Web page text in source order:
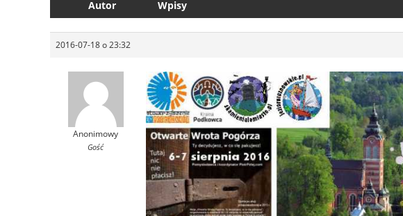
Autor Wpisy
2016-07-18 o 23:32
Anonimowy
Gość